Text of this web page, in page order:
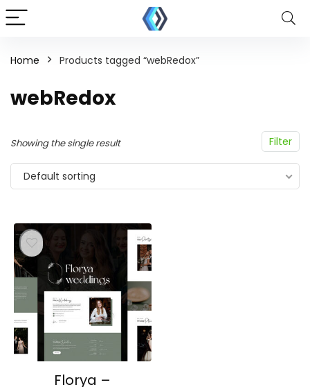
Home Products tagged “webRedox”
webRedox
Filter
Showing the single result
Default sorting
Florya –